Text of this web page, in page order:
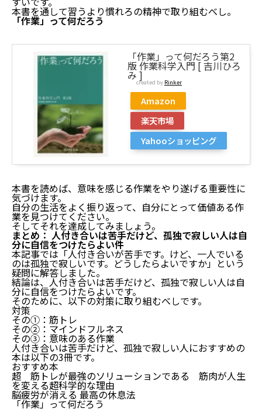
本書を通して習うより慣れろの精神で取り組むべし。
「作業」って何だろう
「作業」って何だろう第2
版 作業科学入門 [ 吉川ひろ
み ]created by Rinker
Amazon
楽天市場
Yahooショッピング
本書を読めば、意味を感じる作業をやり遂げる重要性に
気づけます。
自分の生活をよく振り返って、自分にとって価値ある作
業を見つけてください。
そしてそれを達成してみましょう。
まとめ： 人付き合いは苦手だけど、孤独で寂しい人は自
分に自信をつけたらよい件
本記事では「人付き合いが苦手です。けど、一人でいる
のは孤独で寂しいです。どうしたらよいですか」という
疑問に解答しました。
結論は、人付き合いは苦手だけど、孤独で寂しい人は自
分に自信をつけたらよいです。
そのために、以下の対策に取り組むべしです。
対策
その①：筋トレ
その②：マインドフルネス
その③：意味のある作業
人付き合いは苦手だけど、孤独で寂しい人におすすめの
本は以下の3冊です。
おすすめ本
超 筋トレが最強のソリューションである 筋肉が人生
を変える超科学的な理由
脳疲労が消える 最高の休息法
「作業」って何だろう
その③：意味のある作業
人付き合い苦手なのに孤独で寂しい人におすすめ本3
超 筋トレが最強のソリューションである 筋肉が
人生を変える超科学的な理由
脳疲労が消える 最高の休息法
まとめ： 人付き合いは苦手だけど、孤独で寂しい人は
自分に自信をつけたらよい件